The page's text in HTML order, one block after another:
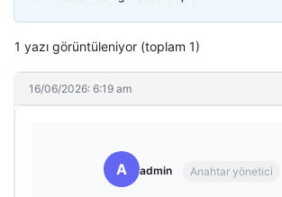
1 yazı görüntüleniyor (toplam 1)
16/06/2026: 6:19 am
A admin Anahtar yönetici